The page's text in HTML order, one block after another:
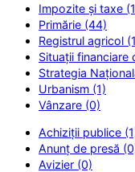
Impozite și taxe
Primărie (44)
Registrul agricol
Situații financiare
Strategia
Urbanism (1)
Vânzare (0)
Achiziții publice
Anunț de presă
Avizier (0)